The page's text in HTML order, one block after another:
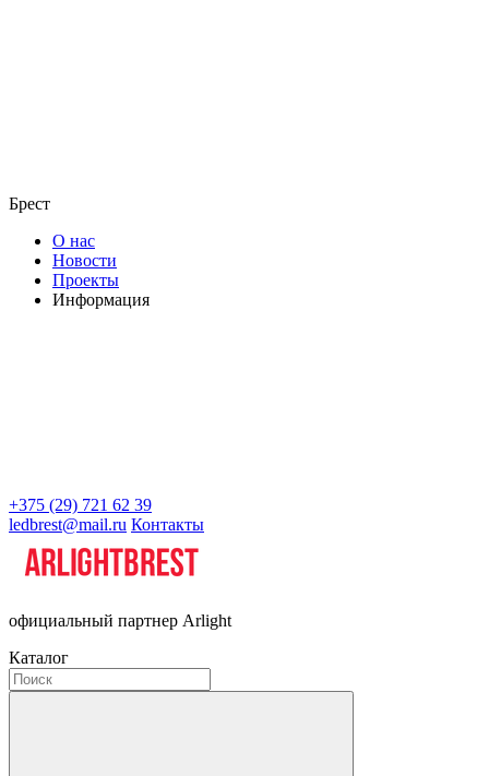
Брест
О нас
Новости
Проекты
Информация
+375 (29) 721 62 39
ledbrest@mail.ru Контакты
официальный партнер Arlight
Каталог